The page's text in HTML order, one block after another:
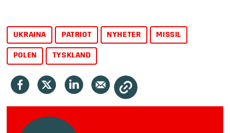
UKRAINA PATRIOT NYHETER MISSIL
POLEN TYSKLAND